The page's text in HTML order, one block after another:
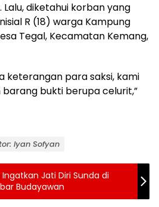
diketahui korban yang
R (18) warga Kampung
Tegal, Kecamatan Kemang,
keterangan para saksi, kami
bukti berupa celurit,”
Iyan Sofyan
Jati Diri Sunda di
Budayawan